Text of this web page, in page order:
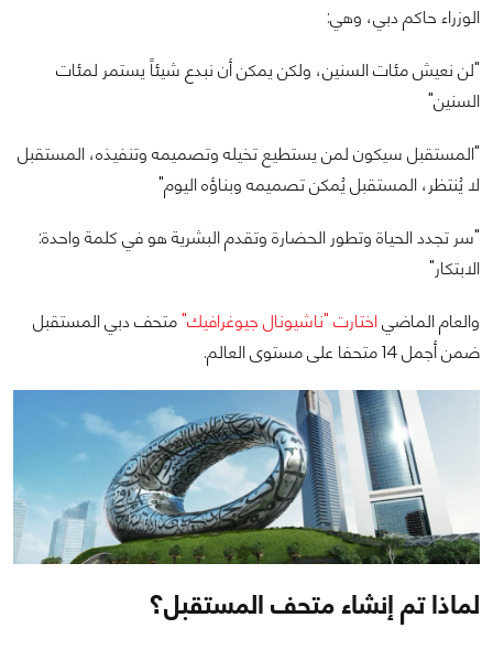
الوزراء حاكم دبي، وهي‎:‎
‎"‎لن نعيش مئات السنين، ولكن يمكن أن نبدع شيئاً يستمر لمئات
السنين‎"‎
‎"‎المستقبل سيكون لمن يستطيع تخيله وتصميمه وتنفيذه، المستقبل
لا يُنتظر، المستقبل يُمكن تصميمه وبناؤه اليوم‎"‎
‎"‎سر تجدد الحياة وتطور الحضارة وتقدم البشرية هو في كلمة واحدة:
الابتكار‎"‎
والعام الماضياختارت "ناشيونال جيوغرافيك"متحف دبي المستقبل
ضمن أجمل 14 متحفا على مستوى العالم.
لماذا تم إنشاء متحف المستقبل؟